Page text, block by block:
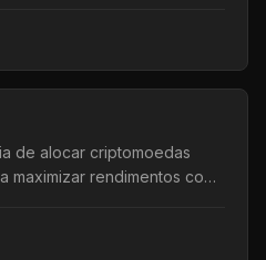
de alocar criptomoedas
maximizar rendimentos com